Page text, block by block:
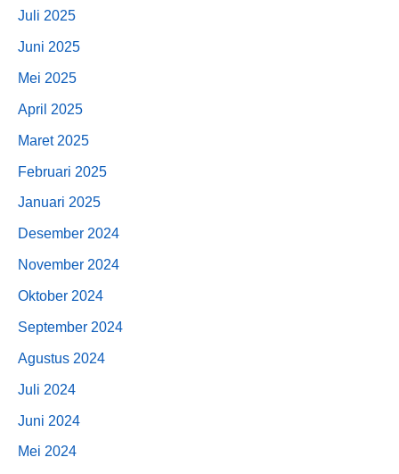
Juli 2025
Juni 2025
Mei 2025
April 2025
Maret 2025
Februari 2025
Januari 2025
Desember 2024
November 2024
Oktober 2024
September 2024
Agustus 2024
Juli 2024
Juni 2024
Mei 2024